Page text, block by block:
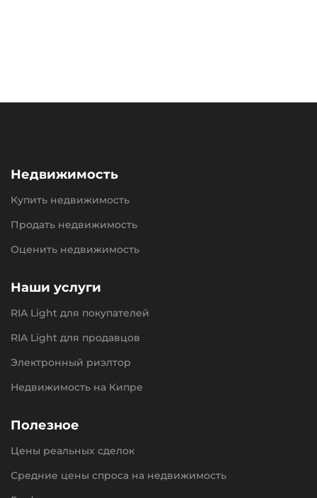
Недвижимость
Купить недвижимость
Продать недвижимость
Оценить недвижимость
Наши услуги
RIA Light для покупателей
RIA Light для продавцов
Электронный риэлтор
Недвижимость на Кипре
Полезное
Цены реальных сделок
Средние цены спроса на недвижимость